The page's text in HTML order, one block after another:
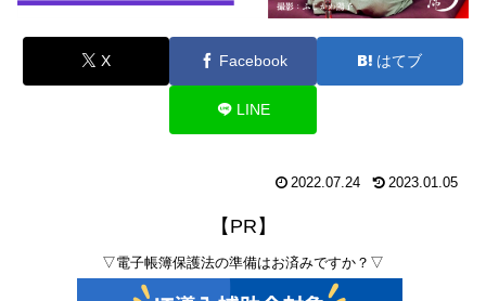
X Facebook はてブ
LINE
2022.07.24 2023.01.05
【PR】
▽電子帳簿保護法の準備はお済みですか？▽